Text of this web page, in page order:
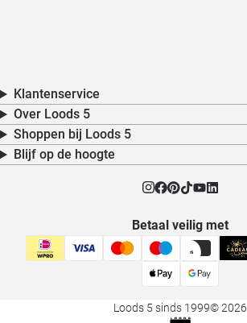
Klantenservice
Over Loods 5
Shoppen bij Loods 5
Blijf op de hoogte
Betaal veilig met
Loods 5 sinds 1999© 2026